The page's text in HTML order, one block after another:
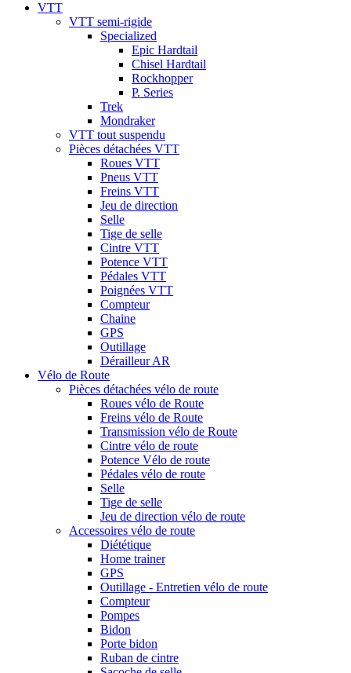
VTT
VTT semi-rigide
Specialized
Epic Hardtail
Chisel Hardtail
Rockhopper
P. Series
Trek
Mondraker
VTT tout suspendu
Pièces détachées VTT
Roues VTT
Pneus VTT
Freins VTT
Jeu de direction
Selle
Tige de selle
Cintre VTT
Potence VTT
Pédales VTT
Poignées VTT
Compteur
Chaine
GPS
Outillage
Dérailleur AR
Vélo de Route
Pièces détachées vélo de route
Roues vélo de Route
Freins vélo de Route
Transmission vélo de Route
Cintre vélo de route
Potence Vélo de route
Pédales vélo de route
Selle
Tige de selle
Jeu de direction vélo de route
Accessoires vélo de route
Diététique
Home trainer
GPS
Outillage - Entretien vélo de route
Compteur
Pompes
Bidon
Porte bidon
Ruban de cintre